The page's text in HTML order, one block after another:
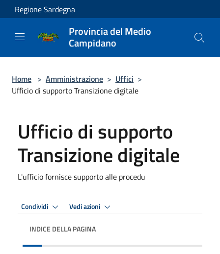
Salta al contenuto principale
Regione Sardegna
Provincia del Medio
Campidano
Home > Amministrazione > Uffici >
Ufficio di supporto Transizione digitale
Ufficio di supporto
Transizione digitale
L'ufficio fornisce supporto alle procedu
Condividi Vedi azioni
INDICE DELLA PAGINA